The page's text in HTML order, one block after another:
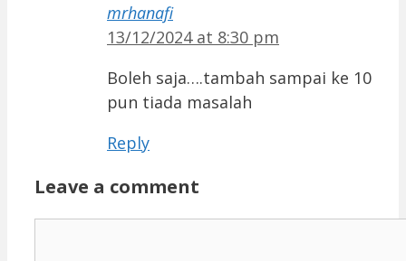
mrhanafi
13/12/2024 at 8:30 pm
Boleh saja….tambah sampai ke 10
pun tiada masalah
Reply
Leave a comment